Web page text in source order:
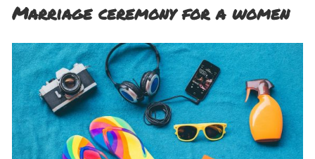
Marriage ceremony for a women